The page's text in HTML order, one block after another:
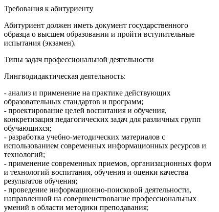
Требования к абитуриенту
Абитуриент должен иметь документ государственного
образца о высшем образовании и пройти вступительные
испытания (экзамен).
Типы задач профессиональной деятельности
Лингводидактическая деятельность:
- анализ и применение на практике действующих
образовательных стандартов и программ;
- проектирование целей воспитания и обучения,
конкретизация педагогических задач для различных групп
обучающихся;
- разработка учебно-методических материалов с
использованием современных информационных ресурсов и
технологий;
- применение современных приемов, организационных форм
и технологий воспитания, обучения и оценки качества
результатов обучения;
- проведение информационно-поисковой деятельности,
направленной на совершенствование профессиональных
умений в области методики преподавания;